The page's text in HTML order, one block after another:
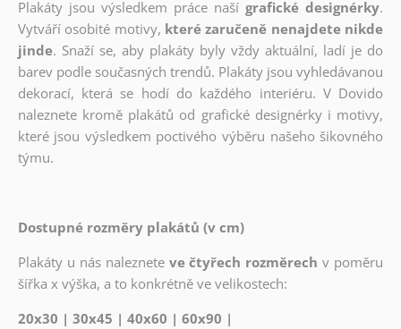
Plakáty jsou výsledkem práce naší grafické designérky.
Vytváří osobité motivy, které zaručeně nenajdete nikde
jinde. Snaží se, aby plakáty byly vždy aktuální, ladí je do
barev podle současných trendů. Plakáty jsou vyhledávanou
dekorací, která se hodí do každého interiéru. V Dovido
naleznete kromě plakátů od grafické designérky i motivy,
které jsou výsledkem poctivého výběru našeho šikovného
týmu.
Dostupné rozměry plakátů (v cm)
Plakáty u nás naleznete ve čtyřech rozměrech v poměru
šířka x výška, a to konkrétně ve velikostech:
20x30 | 30x45 | 40x60 | 60x90 |